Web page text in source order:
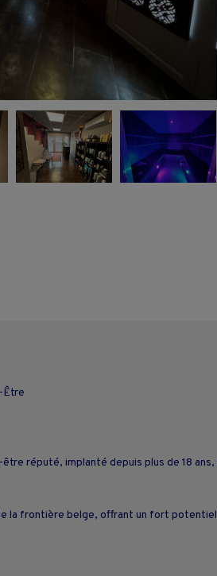
Être
réputé, implanté depuis plus de 18
la frontière belge, offrant un fort